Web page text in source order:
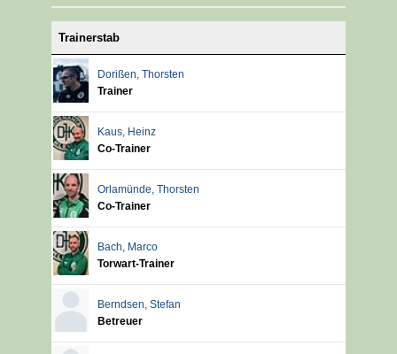
Trainerstab
Dorißen Thorsten
Trainer
Kaus, Heinz
Co-Trainer
Orlamünde Thorsten
Co-Trainer
Bach Marco
Torwart-Trainer
Berndsen Stefan
Betreuer